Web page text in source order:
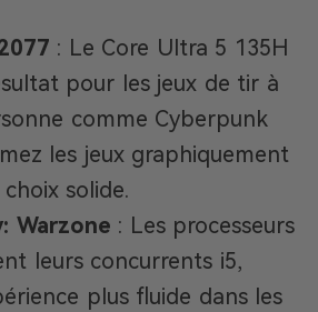
: Le Core Ultra 5 135H
pour les jeux de tir à
comme Cyberpunk
les jeux graphiquement
solide.
Warzone : Les processeurs
leurs concurrents i5,
plus fluide dans les